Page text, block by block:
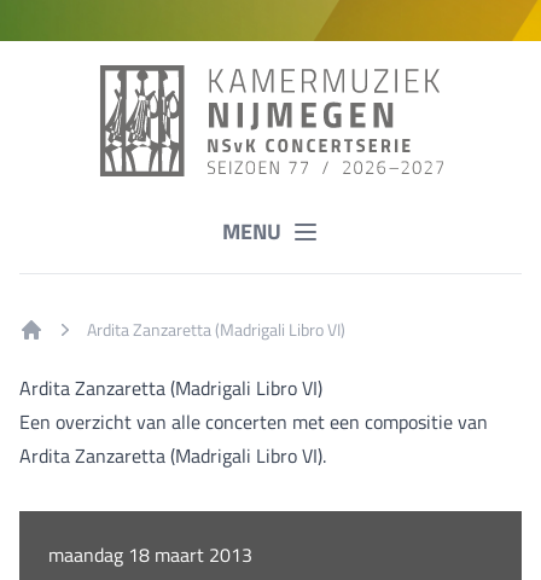
MENU
Ardita Zanzaretta (Madrigali Libro VI)
Ardita Zanzaretta (Madrigali Libro VI)
Een overzicht van alle concerten met een compositie van
Ardita Zanzaretta (Madrigali Libro VI).
maandag 18 maart 2013